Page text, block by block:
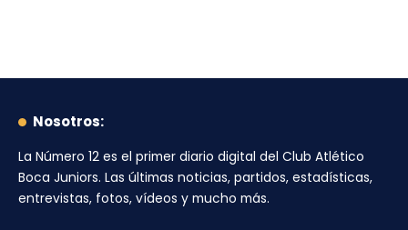
Nosotros:
La Número 12 es el primer diario digital del Club Atlético
Boca Juniors. Las últimas noticias, partidos, estadísticas,
entrevistas, fotos, vídeos y mucho más.